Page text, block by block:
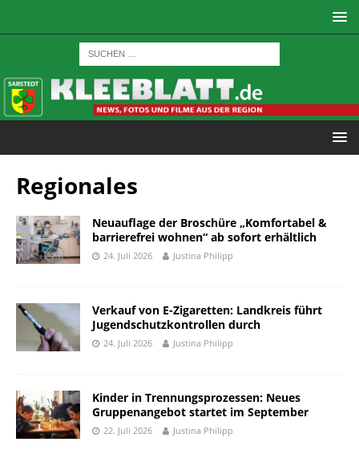
Regionales
Neuauflage der Broschüre „Komfortabel &
barrierefrei wohnen“ ab sofort erhältlich
24. Juli 2026 Justina Philipp
Verkauf von E-Zigaretten: Landkreis führt
Jugendschutzkontrollen durch
24. Juli 2026 Justina Philipp
Kinder in Trennungsprozessen: Neues
Gruppenangebot startet im September
22. Juli 2026 Justina Philipp